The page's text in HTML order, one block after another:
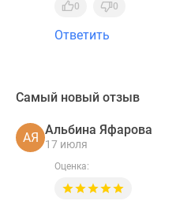
0 0
Ответить
Самый новый отзыв
АЯ
Альбина Яфарова
17 июля
Оценка: